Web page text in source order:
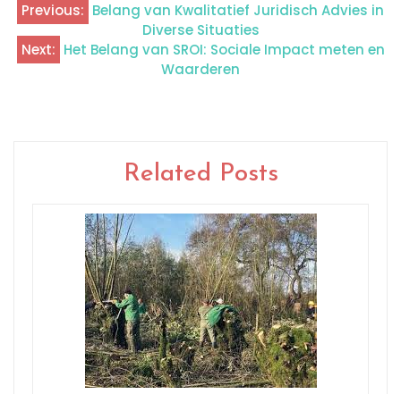
Berichtnavigatie
Previous: Belang van Kwalitatief Juridisch Advies in
Diverse Situaties
Next: Het Belang van SROI: Sociale Impact meten en
Waarderen
Related Posts